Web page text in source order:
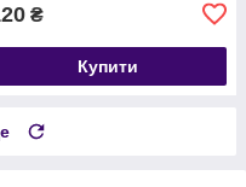
₴
Купити